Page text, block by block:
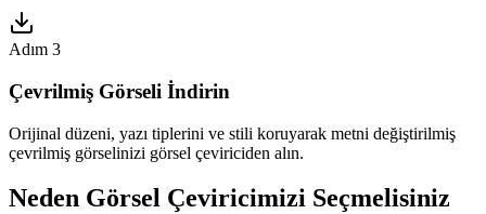
Adım 3
Çevrilmiş Görseli İndirin
Orijinal düzeni, yazı tiplerini ve stili koruyarak metni değiştirilmiş
çevrilmiş görselinizi görsel çeviriciden alın.
Neden Görsel Çeviricimizi Seçmelisiniz